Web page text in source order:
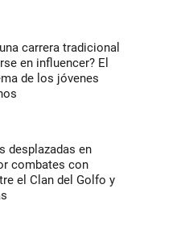
carrera tradicional
en influencer? El
de los jóvenes
desplazadas en
combates con
el Clan del Golfo y